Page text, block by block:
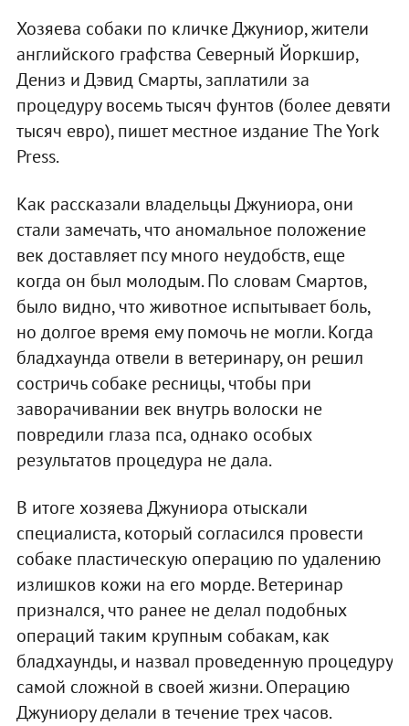
Хозяева собаки по кличке Джуниор, жители
английского графства Северный Йоркшир,
Дениз и Дэвид Смарты, заплатили за
процедуру восемь тысяч фунтов (более девяти
тысяч евро), пишет местное издание The York
Press.
Как рассказали владельцы Джуниора, они
стали замечать, что аномальное положение
век доставляет псу много неудобств, еще
когда он был молодым. По словам Смартов,
было видно, что животное испытывает боль,
но долгое время ему помочь не могли. Когда
бладхаунда отвели в ветеринару, он решил
состричь собаке ресницы, чтобы при
заворачивании век внутрь волоски не
повредили глаза пса, однако особых
результатов процедура не дала.
В итоге хозяева Джуниора отыскали
специалиста, который согласился провести
собаке пластическую операцию по удалению
излишков кожи на его морде. Ветеринар
признался, что ранее не делал подобных
операций таким крупным собакам, как
бладхаунды, и назвал проведенную процедуру
самой сложной в своей жизни. Операцию
Джуниору делали в течение трех часов.